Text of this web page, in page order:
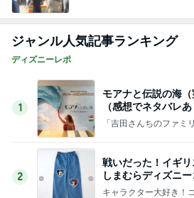
ジャンル人気記事ランキング
ディズニーレポ
1
モアナと伝説の海
（感想でネタバレあ
「吉田さんちのファミ
2
戦いだった！イギ
しまむらディズニ
品の話
キャラクター大好き！